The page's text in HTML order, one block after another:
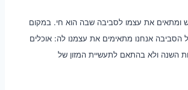
ומתאים את עצמו לסביבה שבה הוא חי. במקום
הסביבה אנחנו מתאימים את עצמנו לה: אוכלים
השנה ולא בהתאם לתעשיית המזון של